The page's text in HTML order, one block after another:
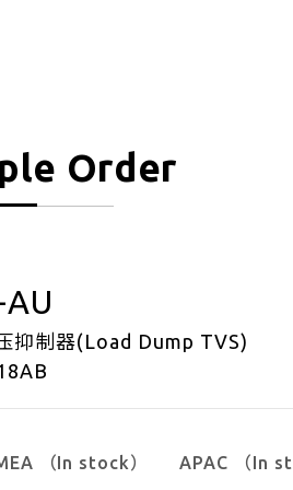
Order
抑制器(Load Dump TVS)
（In stock） APAC （In